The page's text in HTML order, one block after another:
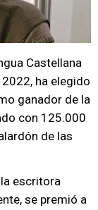
Castellana
ha elegido
ganador de la
con 125.000
de las
escritora
se premió a